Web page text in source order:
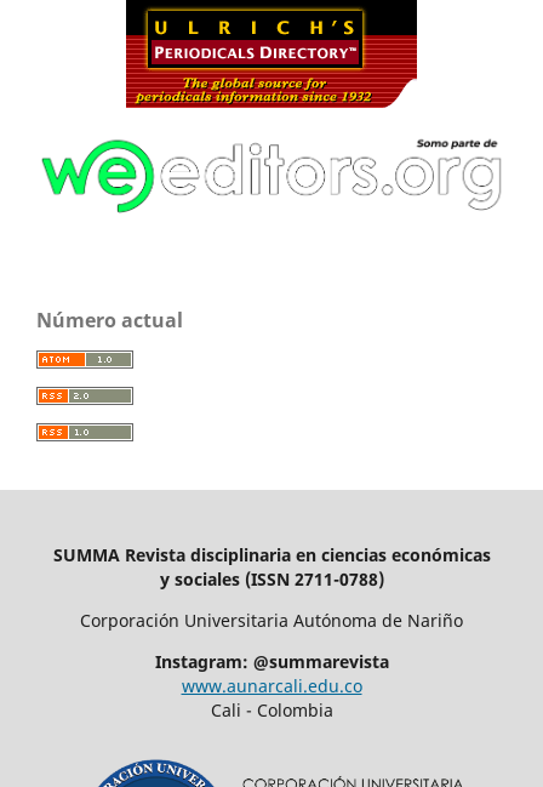
Número actual
SUMMA Revista disciplinaria en ciencias económicas
y sociales (ISSN 2711-0788)
Corporación Universitaria Autónoma de Nariño
Instagram: @summarevista
www.aunarcali.edu.co
Cali - Colombia